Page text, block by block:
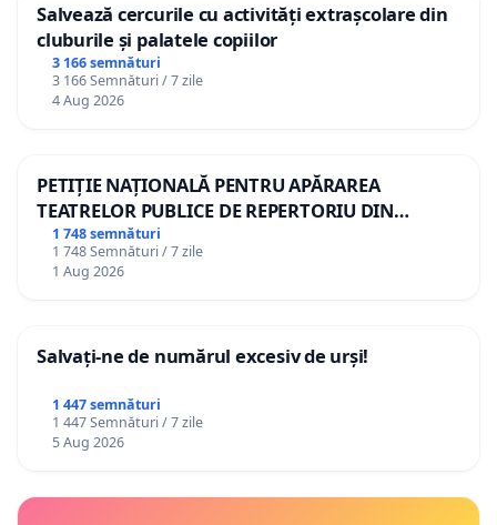
Salvează cercurile cu activități extrașcolare din
cluburile și palatele copiilor
3 166 semnături
3 166 Semnături / 7 zile
4 Aug 2026
PETIȚIE NAȚIONALĂ PENTRU APĂRAREA
TEATRELOR PUBLICE DE REPERTORIU DIN
ROMÂNIA
1 748 semnături
1 748 Semnături / 7 zile
1 Aug 2026
Salvați-ne de numărul excesiv de urși!
1 447 semnături
1 447 Semnături / 7 zile
5 Aug 2026